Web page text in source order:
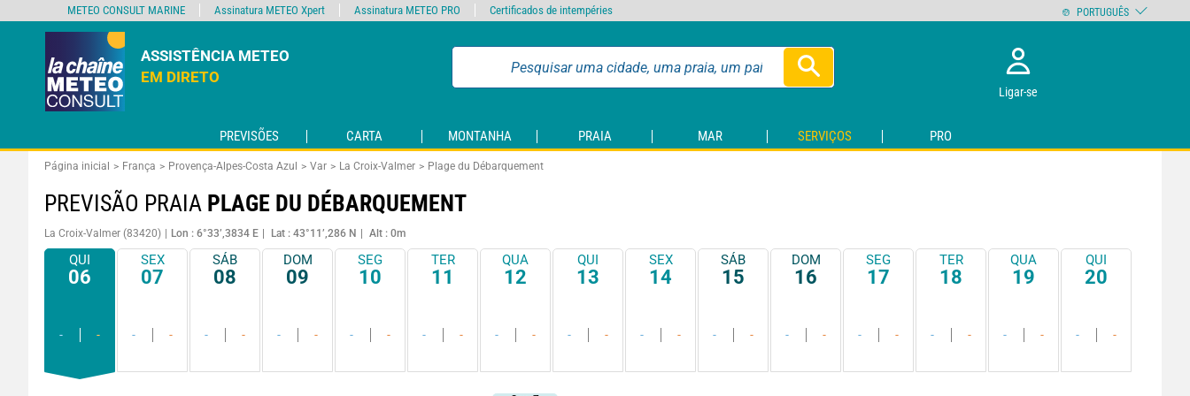
ASSISTÊNCIA METEO
EM DIRETO
Ligar-se
PREVISÕES CARTA MONTANHA PRAIA MAR SERVIÇOS PRO
Página inicial França Provença-Alpes-Costa Azul Var La Croix-Valmer Plage du Débarquement
PREVISÃO PRAIA PLAGE DU DÉBARQUEMENT
La Croix-Valmer (83420) Lon : 6°33’,3834 E Lat : 43°11’,286 N Alt : 0m
QUI
06
- -
SEX
07
- -
SÁB
08
- -
DOM
09
- -
SEG
10
- -
TER
11
- -
QUA
12
- -
QUI
13
- -
SEX
14
- -
SÁB
15
- -
DOM
16
- -
SEG
17
- -
TER
18
- -
QUA
19
- -
QUI
20
- -
METEO CONSULT MARINE Assinatura METEO Xpert Assinatura METEO PRO Certificados de intempéries PORTUGUÊS